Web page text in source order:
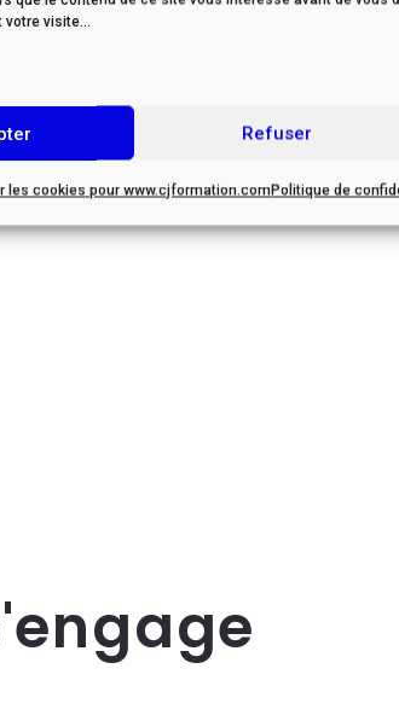
visite...
Refuser
les cookies pour www.cjformation.comPolitique de